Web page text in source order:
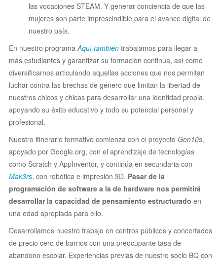
las vocaciones STEAM. Y generar conciencia de que las
mujeres son parte imprescindible para el avance digital de
nuestro país.
En nuestro programa Aquí también trabajamos para llegar a
más estudiantes y garantizar su formación continua, así como
diversificarnos articulando aquellas acciones que nos permitan
luchar contra las brechas de género que limitan la libertad de
nuestros chicos y chicas para desarrollar una identidad propia,
apoyando su éxito educativo y todo su potencial personal y
profesional.
Nuestro itinerario formativo comienza con el proyecto Gen10s,
apoyado por Google.org, con el aprendizaje de tecnologías
como Scratch y AppInventor, y continúa en secundaria con
Mak3rs, con robótica e impresión 3D. Pasar de la
programación de software a la de hardware nos permitirá
desarrollar la capacidad de pensamiento estructurado en
una edad apropiada para ello.
Desarrollamos nuestro trabajo en centros públicos y concertados
de precio cero de barrios con una preocupante tasa de
abandono escolar. Experiencias previas de nuestro socio BQ con